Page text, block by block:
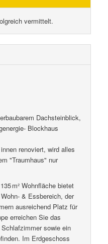
vermittelt.
Dachsteinblick,
Blockhaus
renoviert, wird alles
"Traumhaus" nur
m² Wohnfläche bietet
& Essbereich, der
ausreichend Platz für
erreichen Sie das
sowie ein
Im Erdgeschoss